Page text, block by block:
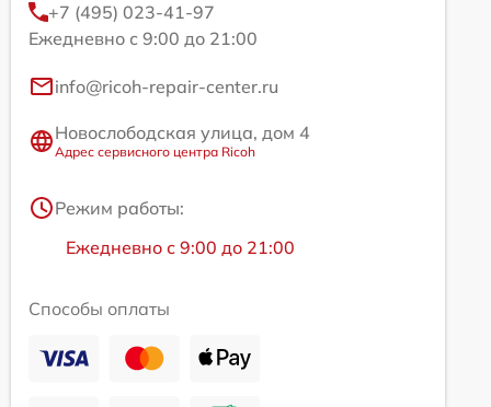
+7 (495) 023-41-97
Ежедневно с 9:00 до 21:00
info@ricoh-repair-center.ru
Новослободская улица, дом 4
Адрес сервисного центра Ricoh
Режим работы:
Ежедневно с 9:00 до 21:00
Способы оплаты